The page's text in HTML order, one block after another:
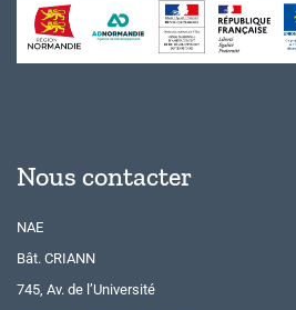
Nous contacter
NAE
Bât. CRIANN
745, Av. de l’Université